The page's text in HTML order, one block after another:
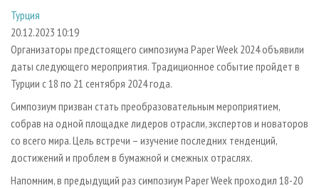
СУШКА ДРЕВЕСИНЫ
ПРОИЗВОДСТВО ДРЕВЕСНЫХ ПЛИТ
ДЕРЕВЯННОЕ ДОМОСТРОЕНИЕ
ПРОИЗВОДСТВО МЕБЕЛИ
БИОЭНЕРГЕТИКА
ЦБП
ПЕРСОНЫ
МОБИЛЬНЫЕ ВЫСТАВКИ
ОФИЦИАЛЬНЫЕ ДЕЛЕГАЦИИ
ПРИОРИТЕТНЫЕ ИНВЕСТПРОЕКТЫ
RUSSIAN FORESTRY REVIEW
ГАЗЕТА ЛЕСПРОМФОРУМ
БИБЛИОТЕКА СПЕЦИАЛИСТА
КОНТАКТЫ
РЕКЛАМОДАТЕЛЯМ
РЕКЛАМА
РЕКЛАМА НА САЙТЕ
Турция
20.12.2023 10:19
Организаторы предстоящего симпозиума Paper Week 2024 объявили
даты следующего мероприятия. Традиционное событие пройдет в
Турции с 18 по 21 сентября 2024 года.
Симпозиум призван стать преобразовательным мероприятием,
собрав на одной площадке лидеров отрасли, экспертов и новаторов
со всего мира. Цель встречи – изучение последних тенденций,
достижений и проблем в бумажной и смежных отраслях.
Напомним, в предыдущий раз симпозиум Paper Week проходил 18-20